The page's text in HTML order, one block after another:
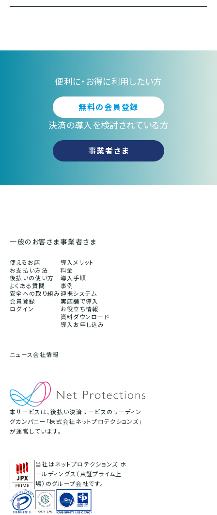
便利に・お得に利用したい方
無料の会員登録
決済の導入を検討されている方
事業者さま
一般のお客さま
使えるお店
お支払い方法
後払いの使い方
よくある質問
安全への取り組み
会員登録
ログイン
事業者さま
導入メリット
料金
導入手順
事例
連携システム
実店舗で導入
お役立ち情報
資料ダウンロード
導入お申し込み
ニュース会社情報
本サービスは、後払い決済サービスのリーディン
グカンパニー「株式会社ネットプロテクションズ」
が運営しています。
当社はネットプロテクションズ ホ
ールディングス（東証プライム上
場）のグループ会社です。